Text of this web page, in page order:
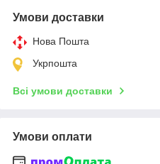
Умови доставки
Нова Пошта
Укрпошта
Всі умови доставки
Умови оплати